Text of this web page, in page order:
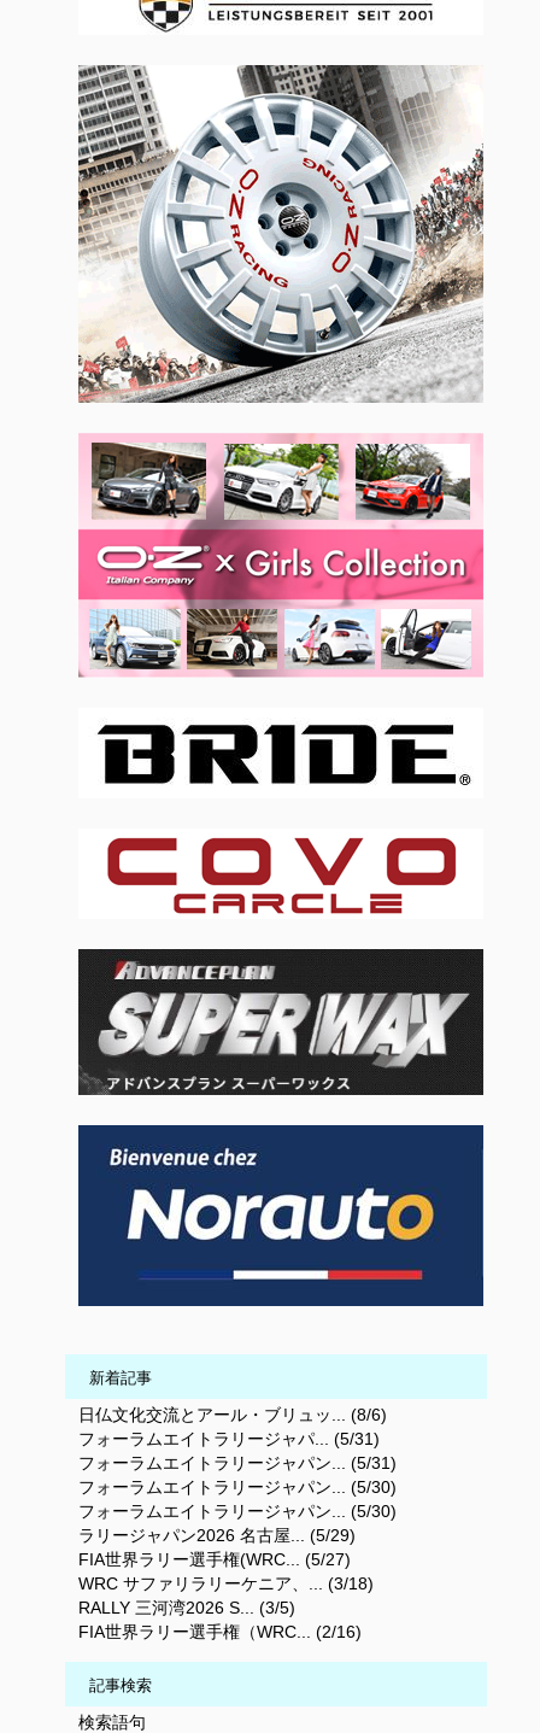
新着記事
日仏文化交流とアール・ブリュッ... (8/6)
フォーラムエイトラリージャパ... (5/31)
フォーラムエイトラリージャパン... (5/31)
フォーラムエイトラリージャパン... (5/30)
フォーラムエイトラリージャパン... (5/30)
ラリージャパン2026 名古屋... (5/29)
FIA世界ラリー選手権(WRC... (5/27)
WRC サファリラリーケニア、... (3/18)
RALLY 三河湾2026 S... (3/5)
FIA世界ラリー選手権（WRC... (2/16)
記事検索
検索語句